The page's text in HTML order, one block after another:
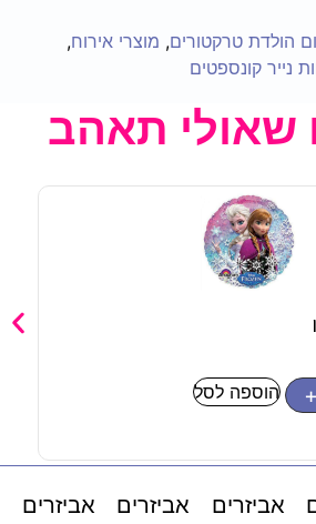
הולדת טרקטורים, מוצרי אירוח,
נייר קונספטים
שאולי תאהב
+ הוספה לסל
כד
אביזרים
אביזרים
אביזרים